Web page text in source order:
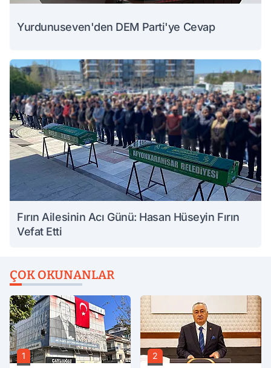
Yurdunuseven'den DEM Parti'ye Cevap
Fırın Ailesinin Acı Günü: Hasan Hüseyin Fırın
Vefat Etti
ÇOK OKUNANLAR
1 2